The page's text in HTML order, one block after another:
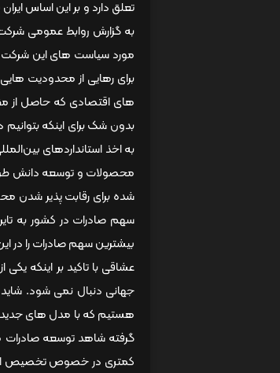
تعلق دارد و بر این اساس
به گزارش روابط عمومی
مورد سیاست های این شرکت
برای رهایی از محدودیت
های اقتصادی که حاصل از
بدون شک برای اینکه
به اخذ استانداردهای
محصولات و توسعه دانش
شده برای رقابت پذیر شدن
سهم صادرات در کشور به
بیشترین سهم صادرات را
عشاقی با تاکید بر اینکه
جهانی دنبال نمی شود.
گرفته شاهد توسعه
کمتری در خصوص تخصیص ارز